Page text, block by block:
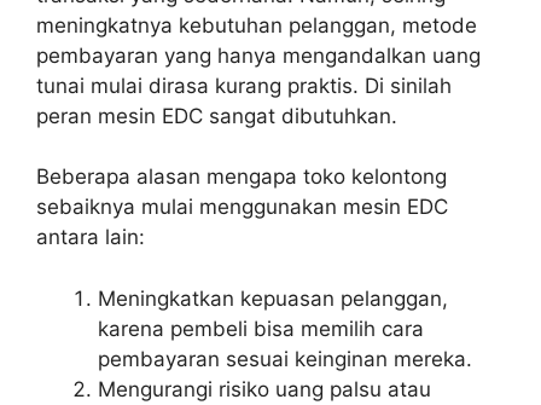
meningkatnya kebutuhan pelanggan, metode
pembayaran yang hanya mengandalkan uang
tunai mulai dirasa kurang praktis. Di sinilah
peran mesin EDC sangat dibutuhkan.
Beberapa alasan mengapa toko kelontong
sebaiknya mulai menggunakan mesin EDC
antara lain:
Meningkatkan kepuasan pelanggan,
karena pembeli bisa memilih cara
pembayaran sesuai keinginan mereka.
Mengurangi risiko uang palsu atau